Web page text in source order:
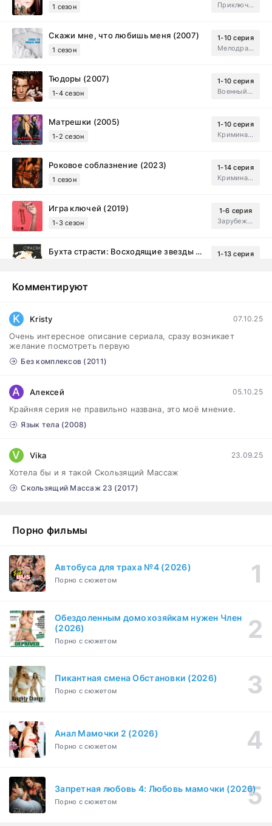
1 сезон
Приключения, Зарубежный, Мелодрама
Скажи мне, что любишь меня (2007)
1 сезон
1-10 серия
Мелодрама, Драма
Тюдоры (2007)
1-4 сезон
1-10 серия
Военный, Исторический, Зарубежный, Мелодрама, Драма
Матрешки (2005)
1-2 сезон
1-10 серия
Криминал, Драма
Роковое соблазнение (2023)
1 сезон
1-14 серия
Криминал, Мистический, Триллер, Драма
Игра ключей (2019)
1-3 сезон
1-6 серия
Зарубежный, Мелодрама, Драма
Бухта страсти: Восходящие звезды (2000)
1-13 серия
Эйфория (2019)
Бисексуалка (2018)
1-6 серия
1 сезон
Драма
Комментируют
K Kristy 07.10.25
Очень интересное описание сериала, сразу возникает
желание посмотреть первую
Без комплексов (2011)
А Алексей 05.10.25
Крайняя серия не правильно названа, это моё мнение.
Язык тела (2008)
V Vika 23.09.25
Хотела бы и я такой Скользящий Массаж
Скользящий Массаж 23 (2017)
Порно фильмы
Автобуса для траха №4 (2026)
Порно с сюжетом
Обездоленным домохозяйкам нужен Член
(2026)
Порно с сюжетом
Пикантная смена Обстановки (2026)
Порно с сюжетом
Анал Мамочки 2 (2026)
Порно с сюжетом
Запретная любовь 4: Любовь мамочки (2026)
Порно с сюжетом